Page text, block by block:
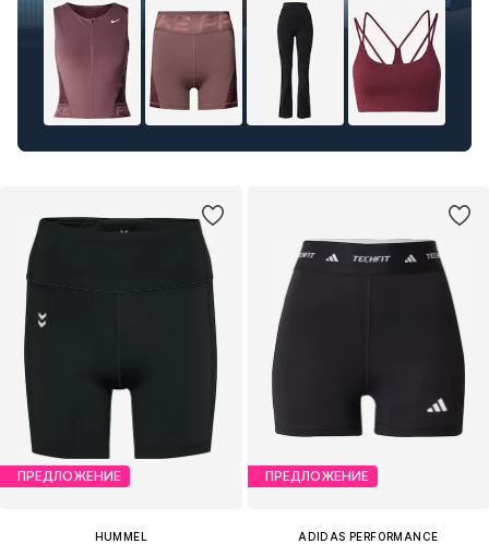
ПРЕДЛОЖЕНИЕ
HUMMEL
ПРЕДЛОЖЕНИЕ
ADIDAS PERFORMANCE